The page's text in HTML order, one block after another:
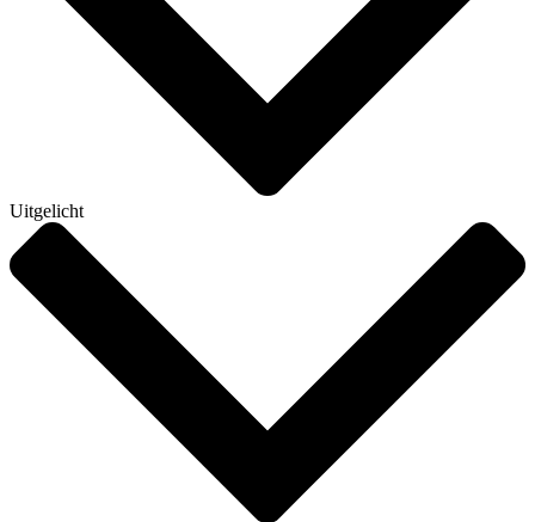
Uitgelicht